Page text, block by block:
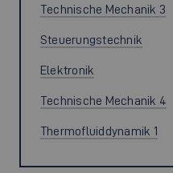
Technische Mechanik 3
Steuerungstechnik
Elektronik
Technische Mechanik 4
Thermofluiddynamik 1